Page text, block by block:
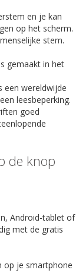
en je kan
op het scherm.
stem.
gemaakt in het
een wereldwijde
leesbeperking.
goed
de knop
Android-tablet of
met de gratis
op je smartphone